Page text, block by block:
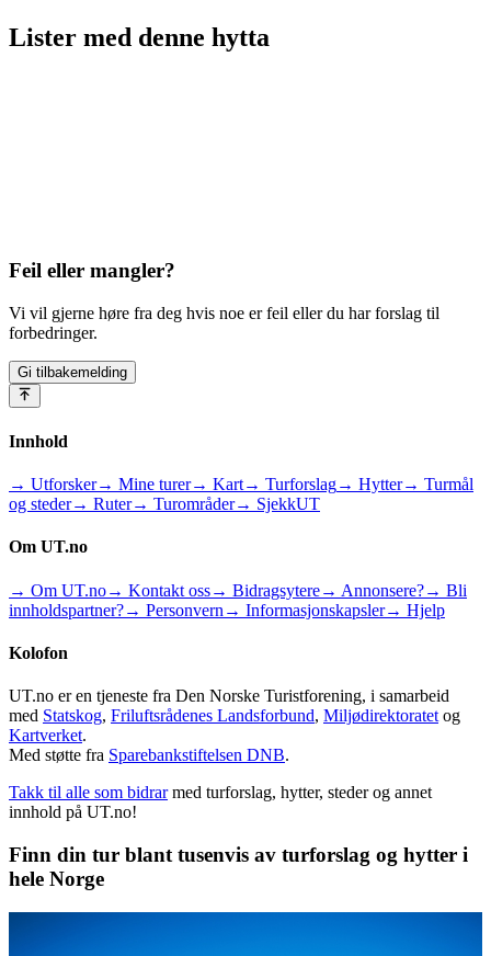
Lister med denne hytta
Feil eller mangler?
Vi vil gjerne høre fra deg hvis noe er feil eller du har forslag til
forbedringer.
Gi tilbakemelding
Innhold
→ Utforsker→ Mine turer→ Kart→ Turforslag→ Hytter→ Turmål
og steder→ Ruter→ Turområder→ SjekkUT
Om UT.no
→ Om UT.no→ Kontakt oss→ Bidragsytere→ Annonsere?→ Bli
innholdspartner?→ Personvern → Informasjonskapsler→ Hjelp
Kolofon
UT.no er en tjeneste fra Den Norske Turistforening, i samarbeid
med Statskog, Friluftsrådenes Landsforbund, Miljødirektoratet og
Kartverket.
Med støtte fra Sparebankstiftelsen DNB.
Takk til alle som bidrar med turforslag, hytter, steder og annet
innhold på UT.no!
Finn din tur blant tusenvis av turforslag og hytter i
hele Norge